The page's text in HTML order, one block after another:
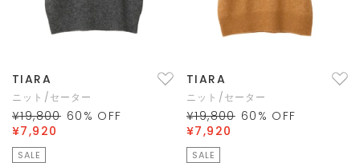
TIARA
ニット/セーター
¥19,800 60 % OFF
¥7,920
SALE
TIARA
ニット/セーター
¥19,800 60 % OFF
¥7,920
SALE